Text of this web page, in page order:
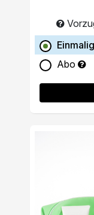
Einmalig
Abo